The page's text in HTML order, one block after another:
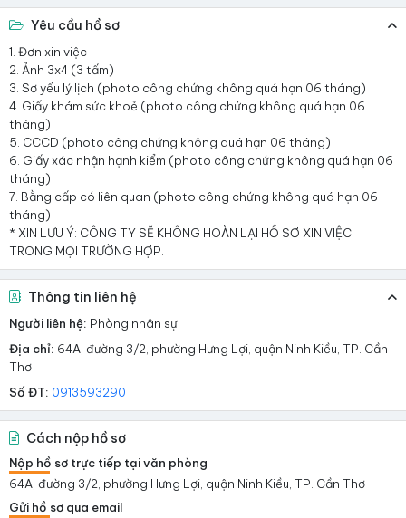
Yêu cầu hồ sơ
1. Đơn xin việc
2. Ảnh 3x4 (3 tấm)
3. Sơ yếu lý lịch (photo công chứng không quá hạn 06 tháng)
4. Giấy khám sức khoẻ (photo công chứng không quá hạn 06
tháng)
5. CCCD (photo công chứng không quá hạn 06 tháng)
6. Giấy xác nhận hạnh kiểm (photo công chứng không quá hạn 06
tháng)
7. Bằng cấp có liên quan (photo công chứng không quá hạn 06
tháng)
* XIN LƯU Ý: CÔNG TY SẼ KHÔNG HOÀN LẠI HỒ SƠ XIN VIỆC
TRONG MỌI TRƯỜNG HỢP.
Thông tin liên hệ
Người liên hệ: Phòng nhân sự
Địa chỉ: 64A, đường 3/2, phường Hưng Lợi, quận Ninh Kiều, TP. Cần
Thơ
Số ĐT: 0913593290
Cách nộp hồ sơ
Nộp hồ sơ trực tiếp tại văn phòng
64A, đường 3/2, phường Hưng Lợi, quận Ninh Kiều, TP. Cần Thơ
Gửi hồ sơ qua email